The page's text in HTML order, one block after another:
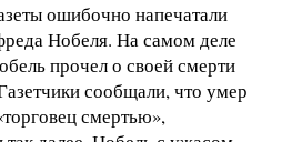
ошибочно напечатали
Нобеля. На самом деле
прочел о своей смерти
сообщали, что умер
смертью»,